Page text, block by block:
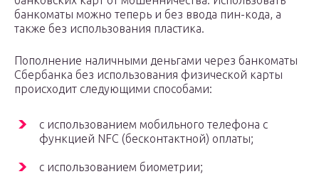
банкоматы можно теперь и без ввода пин-кода, а
также без использования пластика.
Пополнение наличными деньгами через банкоматы
Сбербанка без использования физической карты
происходит следующими способами:
с использованием мобильного телефона с
функцией NFC (бесконтактной) оплаты;
с использованием биометрии;